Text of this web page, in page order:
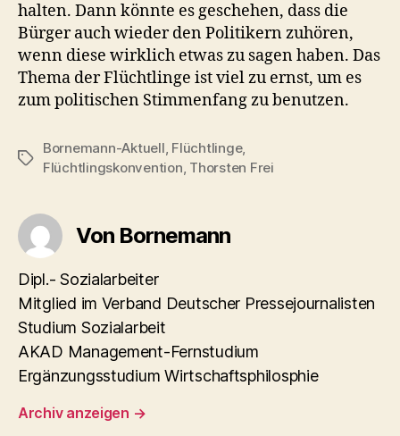
halten. Dann könnte es geschehen, dass die
Bürger auch wieder den Politikern zuhören,
wenn diese wirklich etwas zu sagen haben. Das
Thema der Flüchtlinge ist viel zu ernst, um es
zum politischen Stimmenfang zu benutzen.
Schlagwörter
Bornemann-Aktuell, Flüchtlinge,
Flüchtlingskonvention, Thorsten Frei
Von Bornemann
Dipl.- Sozialarbeiter
Mitglied im Verband Deutscher Pressejournalisten
Studium Sozialarbeit
AKAD Management-Fernstudium
Ergänzungsstudium Wirtschaftsphilosphie
Archiv anzeigen →